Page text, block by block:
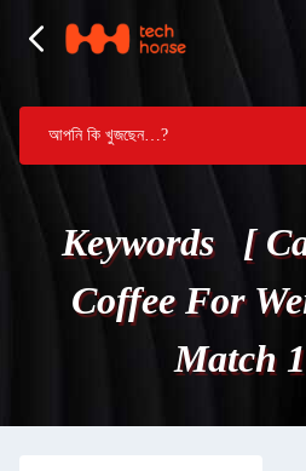
Keywords [
Coffee For
Match